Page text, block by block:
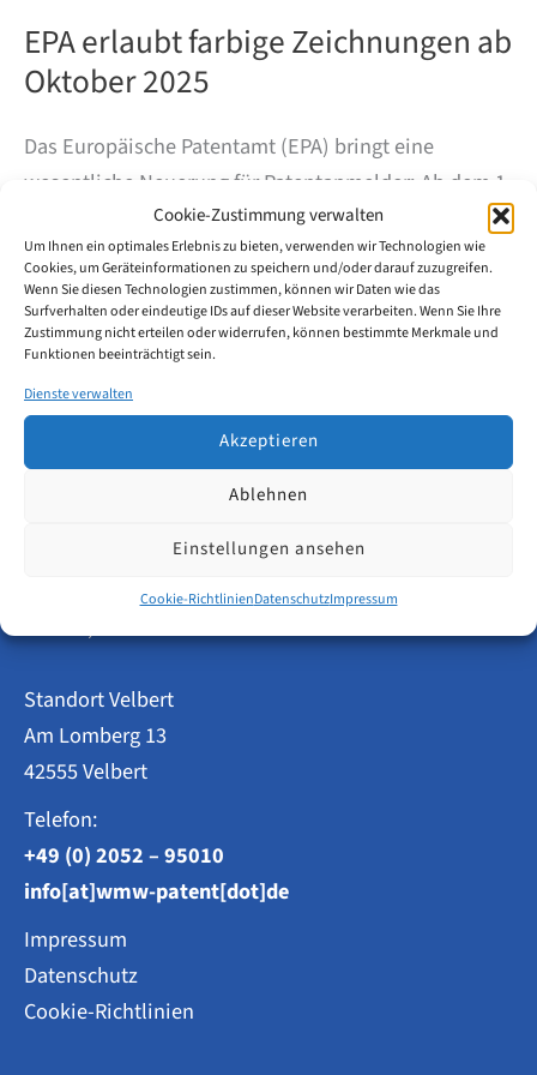
Cookie-Zustimmung verwalten
Um Ihnen ein optimales Erlebnis zu bieten, verwenden wir Technologien wie
Cookies, um Geräteinformationen zu speichern und/oder darauf zuzugreifen.
Wenn Sie diesen Technologien zustimmen, können wir Daten wie das
Surfverhalten oder eindeutige IDs auf dieser Website verarbeiten. Wenn Sie Ihre
Zustimmung nicht erteilen oder widerrufen, können bestimmte Merkmale und
Funktionen beeinträchtigt sein.
Dienste verwalten
Akzeptieren
Ablehnen
Einstellungen ansehen
Cookie-RichtlinienDatenschutzImpressum
EPA erlaubt farbige Zeichnungen ab
Oktober 2025
Das Europäische Patentamt (EPA) bringt eine
wesentliche Neuerung für Patentanmelder: Ab dem 1.
Oktober 2025 dürfen Zeichnungen in europäischen
Patentanmeldungen auch in Farbe eingereicht
werden – ein bedeutender Schritt in Richtung
moderner und flexibler Patentanmeldepraxis.
EPA
erlaubt
Zeichnungen
Weiterlesen
Patentanwälte
Standort Velbert
Am Lomberg 13
42555 Velbert
Telefon:
+49 (0) 2052 – 95010
info[at]wmw-patent[dot]de
Impressum
Datenschutz
Cookie-Richtlinien